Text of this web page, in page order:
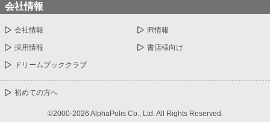
会社情報
会社情報 IR情報
採用情報 書店様向け
ドリームブッククラブ
初めての方へ
©2000-2026 AlphaPolis Co., Ltd. All Rights Reserved.